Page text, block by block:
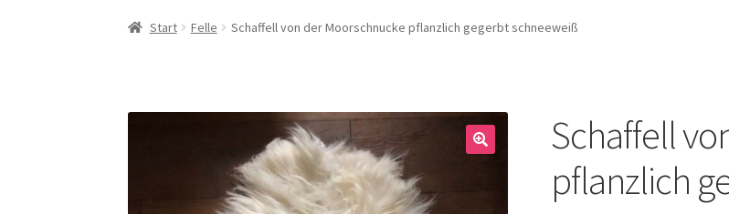
Start Felle Schaffell von der Moorschnucke pflanzlich gegerbt schneeweiß
Schaffell
pflanzlich